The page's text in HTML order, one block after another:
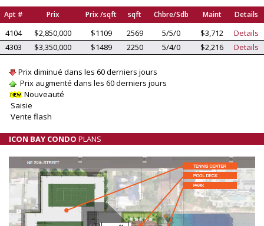
Apt # Prix Prix /sqft sqft Chbre/Sdb Maint Details
4104 $2,850,000 $1109 2569 5/5/0 $3,712
Details
4303
$3,350,000 $1489 2250 5/4/0 $2,216 Details
Prix diminué dans les 60 derniers jours
Prix augmenté dans les 60 derniers jours
Nouveauté
Saisie
Vente flash
ICON BAY CONDO PLANS